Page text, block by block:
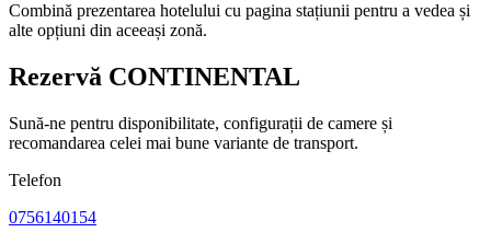
Combină prezentarea hotelului cu pagina stațiunii pentru a vedea și
alte opțiuni din aceeași zonă.
Rezervă CONTINENTAL
Sună-ne pentru disponibilitate, configurații de camere și
recomandarea celei mai bune variante de transport.
Telefon
0756140154